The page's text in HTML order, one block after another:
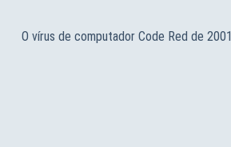
O vírus de computador Code Red de 2001